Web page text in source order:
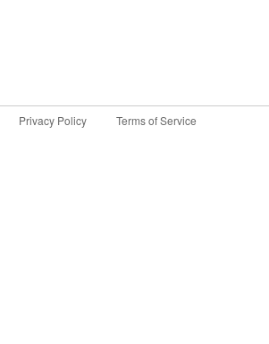
Privacy Policy Terms of Service